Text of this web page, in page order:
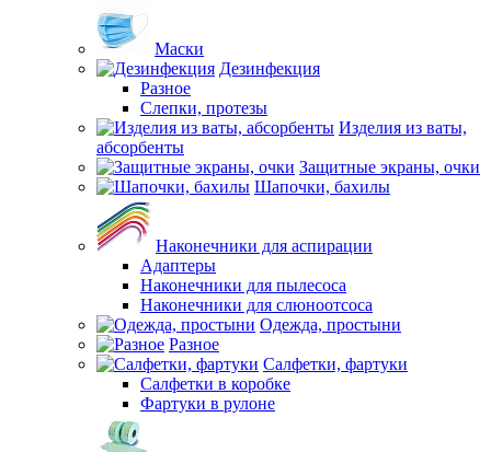
Маски
Дезинфекция
Разное
Слепки, протезы
Изделия из ваты,
абсорбенты
Защитные экраны, очки
Шапочки, бахилы
Наконечники для аспирации
Адаптеры
Наконечники для пылесоса
Наконечники для слюноотсоса
Одежда, простыни
Разное
Салфетки, фартуки
Салфетки в коробке
Фартуки в рулоне